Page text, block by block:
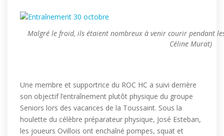
Malgré le froid, ils étaient nombreux à venir courir pendant
Céline Murat)
Une membre et supportrice du ROC HC a suivi derrière
son objectif l’entraînement plutôt physique du groupe
Seniors lors des vacances de la Toussaint. Sous la
houlette du célèbre préparateur physique, José Esteban,
les joueurs Ovillois ont enchaîné pompes, squat et